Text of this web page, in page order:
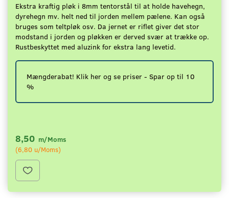
Ekstra kraftig pløk i 8mm tentorstål til at holde havehegn,
dyrehegn mv. helt ned til jorden mellem pælene. Kan også
bruges som teltpløk osv. Da jernet er riflet giver det stor
modstand i jorden og pløkken er derved svær at trække op.
Rustbeskyttet med aluzink for ekstra lang levetid.
Mængderabat! Klik her og se priser - Spar op til 10
%
8,50 m/Moms
(6,80 u/Moms)